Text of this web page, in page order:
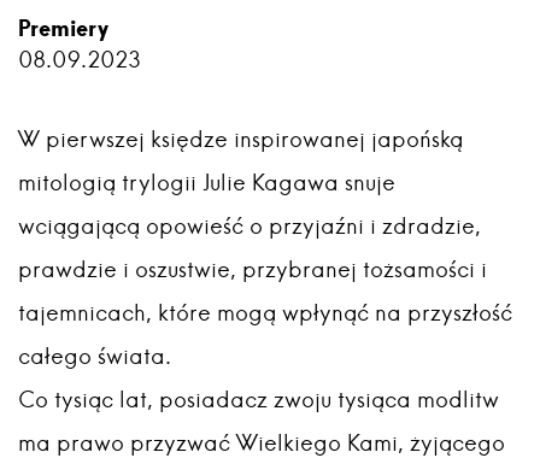
Premiery
08.09.2023
W pierwszej księdze inspirowanej japońską
mitologią trylogii Julie Kagawa snuje
wciągającą opowieść o przyjaźni i zdradzie,
prawdzie i oszustwie, przybranej tożsamości i
tajemnicach, które mogą wpłynąć na przyszłość
całego świata.
Co tysiąc lat, posiadacz zwoju tysiąca modlitw
ma prawo przyzwać Wielkiego Kami, żyjącego